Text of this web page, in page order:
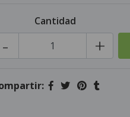
Cantidad
+
-